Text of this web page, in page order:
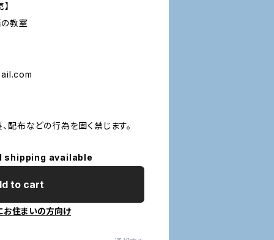
の教室
配布などの行為を固く禁じます。
shipping available
to cart
お住まいの方向け